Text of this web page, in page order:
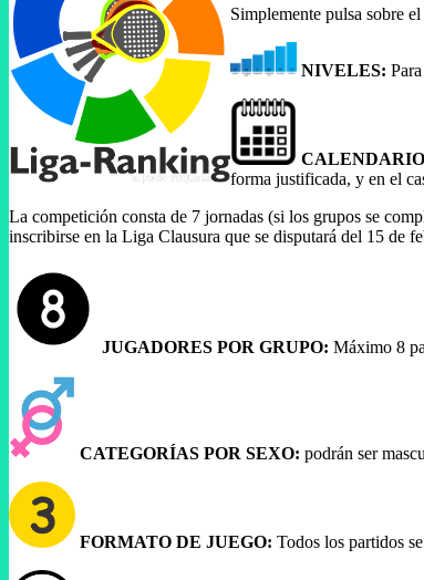
Simplemente pulsa sobre
NIVELES:
forma justificada, y en el
La competición consta de 7 jornadas (si los grupos se
inscribirse en la Liga Clausura que se disputará del 15 de
JUGADORES POR GRUPO: Máximo 8
CATEGORÍAS POR SEXO: podrán ser
FORMATO DE JUEGO: Todos los partidos